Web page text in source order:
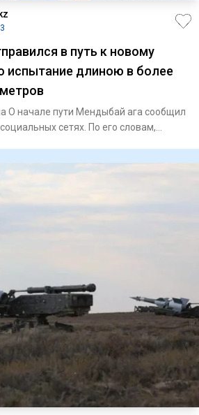
в путь к новому
испытание длиною в более
О начале пути Мендыбай ага сообщил
сетях. По его словам,